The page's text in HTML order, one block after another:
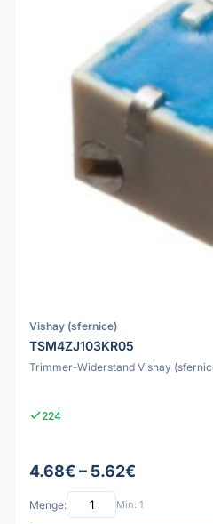
Vishay (sfernice)
TSM4ZJ103KR05
Trimmer-Widerstand Vishay
224
4.68€ – 5.62€
Menge: Min: 1